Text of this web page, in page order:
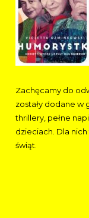
Zachęcamy do
zostały dodane w
thrillery, pełne
dzieciach. Dla
świąt.